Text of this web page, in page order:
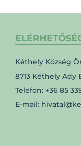
Kéthely Község
8713 Kéthely Ady
Telefon: +36 85
E-mail: